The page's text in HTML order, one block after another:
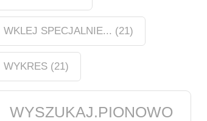
WKLEJ SPECJALNIE... (21)
WYKRES(21)
WYSZUKAJ.PIONOWO